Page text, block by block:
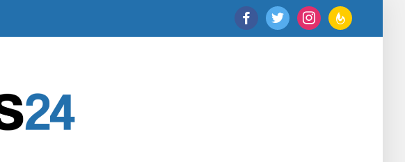
facebooktwitter instagramfeedburner